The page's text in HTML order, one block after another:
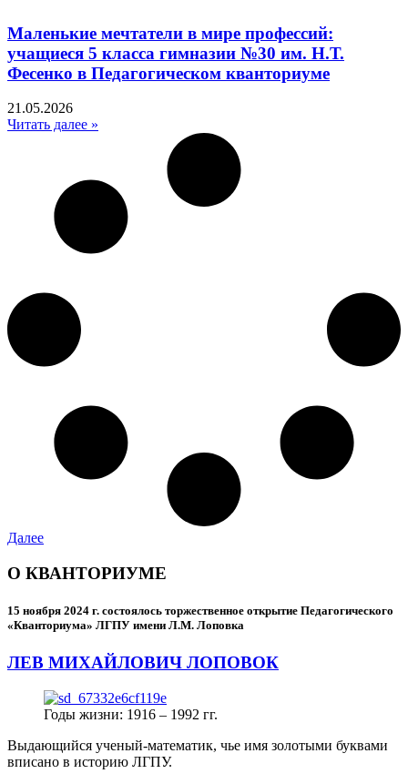
Маленькие мечтатели в мире профессий:
учащиеся 5 класса гимназии №30 им. Н.Т.
Фесенко в Педагогическом кванториуме
21.05.2026
Читать далее »
Далее
О КВАНТОРИУМЕ
15 ноября 2024 г. состоялось торжественное открытие Педагогического
«Кванториума» ЛГПУ имени Л.М. Лоповка
ЛЕВ МИХАЙЛОВИЧ ЛОПОВОК
Годы жизни: 1916 – 1992 гг.
Выдающийся ученый-математик, чье имя золотыми буквами
вписано в историю ЛГПУ.